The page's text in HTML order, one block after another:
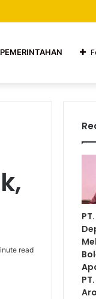
Dalilnya PT. JNP
PEMERINTAHAN
read